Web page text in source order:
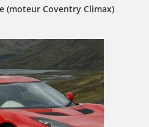
(moteur Coventry Climax)